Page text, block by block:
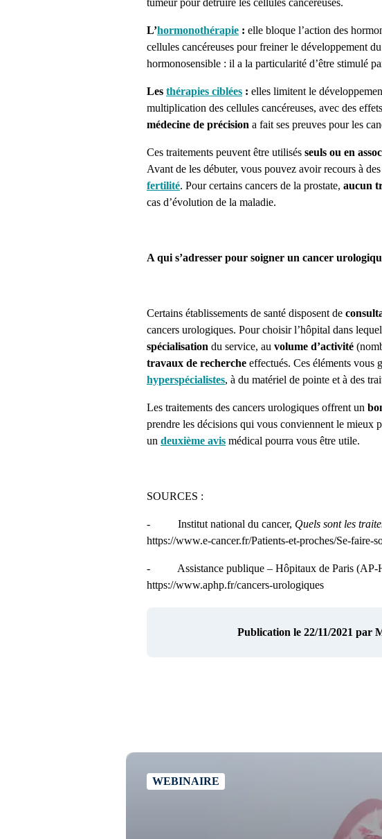
L’hormonothérapie : elle bloque l’action des
cellules cancéreuses pour freiner le développement
hormonosensible : il a la particularité d’être stimulé
Les thérapies ciblées : elles limitent le
multiplication des cellules cancéreuses, avec des
médecine de précision a fait ses preuves pour les
Ces traitements peuvent être utilisés seuls ou en
Avant de les débuter, vous pouvez avoir recours à des
fertilité. Pour certains cancers de la prostate, aucun
cas d’évolution de la maladie.
A qui s’adresser pour soigner un cancer
Certains établissements de santé disposent de
cancers urologiques. Pour choisir l’hôpital dans
spécialisation du service, au volume d’activité
travaux de recherche effectués. Ces éléments vous
hyperspécialistes, à du matériel de pointe et à des
Les traitements des cancers urologiques offrent un
prendre les décisions qui vous conviennent le mieux
un deuxième avis médical pourra vous être utile.
SOURCES :
- Institut national du cancer, Quels sont les
https://www.e-cancer.fr/Patients-et-proches/Se-faire-
- Assistance publique – Hôpitaux de Paris (AP-
https://www.aphp.fr/cancers-urologiques
Publication le 22/11/2021 par
WEBINAIRE